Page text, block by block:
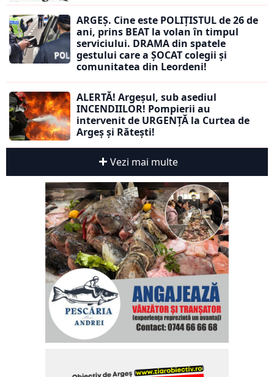
ARGEȘ. Cine este POLIȚISTUL de 26 de
ani, prins BEAT la volan în timpul
serviciului. DRAMA din spatele
gestului care a ȘOCAT colegii și
comunitatea din Leordeni!
ALERTĂ! Argeșul, sub asediul
INCENDIILOR! Pompierii au
intervenit de URGENȚĂ la Curtea de
Argeș și Rătești!
Vezi mai multe